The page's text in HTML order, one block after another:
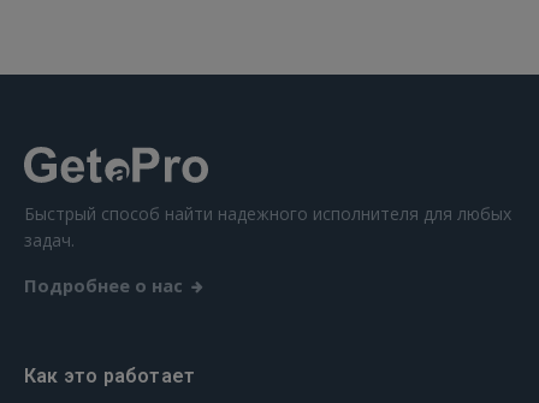
Быстрый способ найти надежного исполнителя для любых
задач.
Подробнее о нас
Как это работает